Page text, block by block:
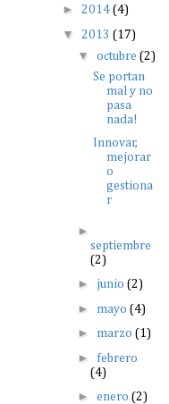
► 2014 (4)
▼ 2013 (17)
▼ octubre (2)
Se portan
mal y no
pasa
nada!
Innovar,
mejorar
o
gestiona
r
►
septiembre
(2)
► junio (2)
► mayo (4)
► marzo (1)
►
febrero
(4)
► enero (2)